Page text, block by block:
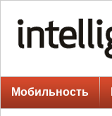
Мобильность